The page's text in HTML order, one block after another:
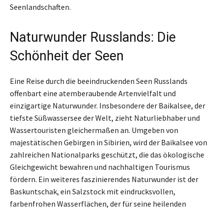
Seenlandschaften.
Naturwunder Russlands: Die
Schönheit der Seen
Eine Reise durch die beeindruckenden Seen Russlands
offenbart eine atemberaubende Artenvielfalt und
einzigartige Naturwunder. Insbesondere der Baikalsee, der
tiefste Süßwassersee der Welt, zieht Naturliebhaber und
Wassertouristen gleichermaßen an. Umgeben von
majestätischen Gebirgen in Sibirien, wird der Baikalsee von
zahlreichen Nationalparks geschützt, die das ökologische
Gleichgewicht bewahren und nachhaltigen Tourismus
fördern. Ein weiteres faszinierendes Naturwunder ist der
Baskuntschak, ein Salzstock mit eindrucksvollen,
farbenfrohen Wasserflächen, der für seine heilenden